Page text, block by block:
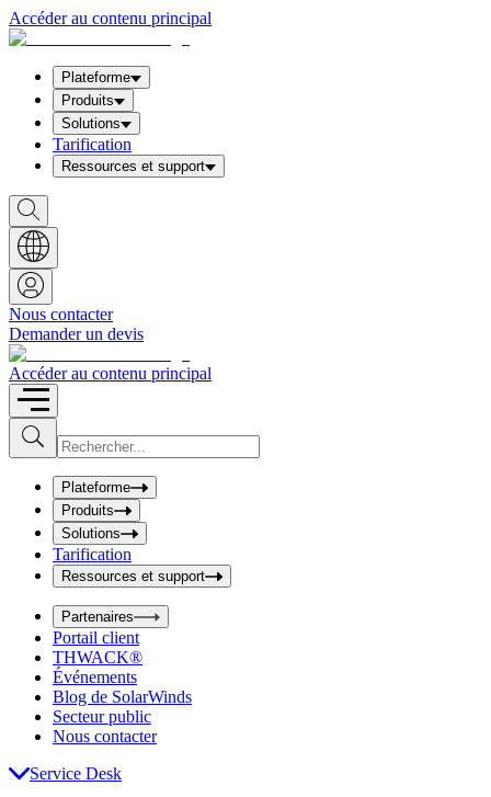
Accéder au contenu principal
Plateforme
Produits
Solutions
Tarification
Ressources et support
S
h
o
w
S
e
a
r
c
h
b
o
x
Nous contacter
Demander un devis
Accéder au contenu principal
S
u
b
I
n
u
t
S
e
a
r
c
h
b
o
x
Plateforme
Produits
Solutions
Tarification
Ressources et support
Partenaires
Portail client
THWACK®
Événements
Blog de SolarWinds
Secteur public
Nous contacter
Service Desk